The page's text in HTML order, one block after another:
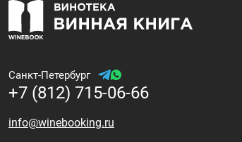
Санкт-Петербург
+7 (812) 715-06-66
info@winebooking.ru